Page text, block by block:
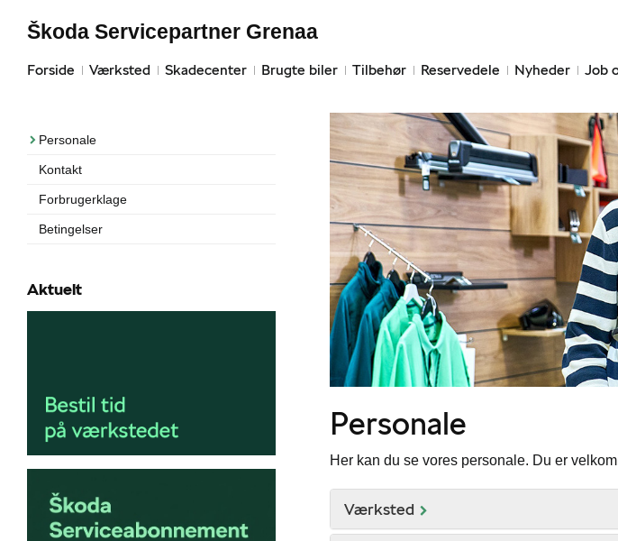
Forside Værksted Skadecenter Brugte biler Tilbehør Reservedele Nyheder Job
Škoda Servicepartner Grenaa
Personale
Kontakt
Forbrugerklage
Betingelser
Aktuelt
Personale
Her kan du se vores personale. Du er
Værksted